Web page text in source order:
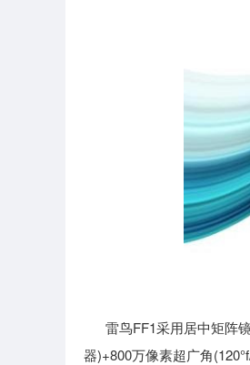
雷鸟FF1采用居中矩阵镜
器)+800万像素超广角